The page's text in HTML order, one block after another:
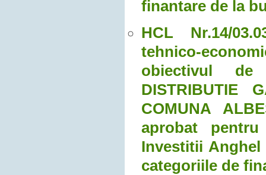
finantare de la
HCL Nr.14/
tehnico-
obiectivul de
DISTRIBUTIE
COMUNA
aprobat
Investitii Anghel
categoriile de